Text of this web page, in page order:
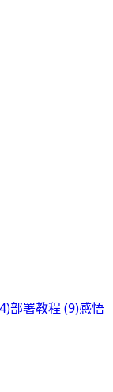
部署教程 (9)感悟